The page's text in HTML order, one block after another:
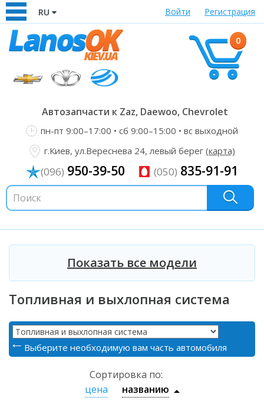
RU Войти Регистрация
0
Автозапчасти к Zaz, Daewoo, Chevrolet
пн-пт 9:00–17:00 • сб 9:00–15:00 • вс выходной
г.Киев, ул.Вереснева 24, левый берег (карта)
(096) 950-39-50 (050) 835-91-91
Показать все модели
Топливная и выхлопная система
Выберите необходимую вам часть автомобиля
Сортировка по:
цена
названию